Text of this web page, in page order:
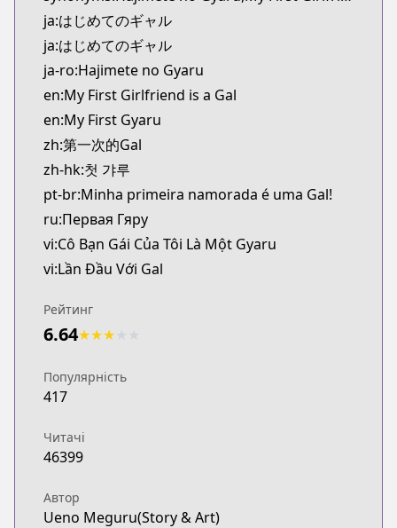
Kitsu
https://kitsu.app/manga/37818
MangaUpdates
MangaUpdates
https://www.mangaupdates.com/
Book☆Walker
Book☆Walker
https://bookwalker.jp/series/68768
ja:はじめてのギャル
ja:はじめてのギャル
ja-ro:Hajimete no Gyaru
en:My First Girlfriend is a Gal
en:My First Gyaru
zh:第一次的Gal
zh-hk:첫 갸루
pt-br:Minha primeira namorada é uma Gal!
ru:Первая Гяру
vi:Cô Bạn Gái Của Tôi Là Một Gyaru
vi:Lần Đầu Với Gal
Рейтинг
6.64★★★
Популярність
417
Читачі
46399
Автор
Ueno Meguru(Story & Art)